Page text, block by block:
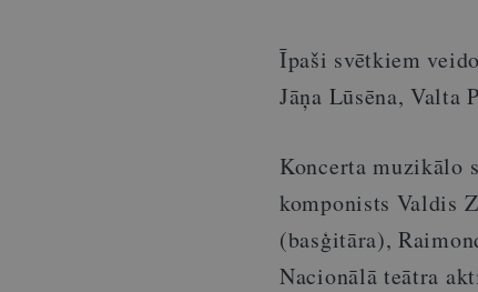
Īpaši svētkiem
Jāņa Lūsēna, Valta
Koncerta muzikālo
komponists Valdis
(basģitāra),
Nacionālā teātra